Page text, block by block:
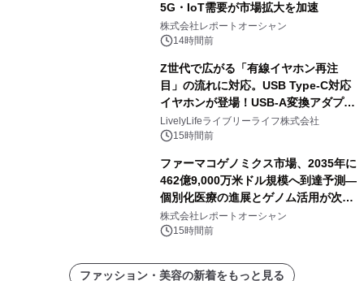
5G・IoT需要が市場拡大を加速
株式会社レポートオーシャン
14時間前
Z世代で広がる「有線イヤホン再注
目」の流れに対応。USB Type-C対応
イヤホンが登場！USB-A変換アダプタ
ー付きでスマホからパソコンまで幅広
く活用可能
LivelyLifeライブリーライフ株式会社
15時間前
ファーマコゲノミクス市場、2035年に
462億9,000万米ドル規模へ到達予測―
個別化医療の進展とゲノム活用が次世
代ヘルスケア投資を加速
株式会社レポートオーシャン
15時間前
ファッション・美容の新着をもっと見る